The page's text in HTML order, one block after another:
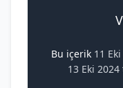
Bu içerik 11
13 Eki 2024